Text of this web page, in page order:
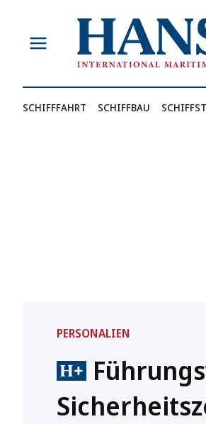
springen
SCHIFFFAHRT SCHIFFBAU
PERSONALIEN